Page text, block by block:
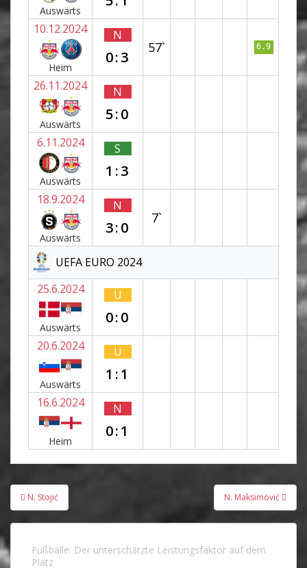
Auswärts
10.12.2024
Heim
N
0:3
57` 6.9
26.11.2024
Auswärts
N
5:0
6.11.2024
Auswärts
S
1:3
18.9.2024
Auswärts
N
3:0
7`
UEFA EURO 2024
25.6.2024
Auswärts
U
0:0
20.6.2024
Auswärts
U
1:1
16.6.2024
Heim
N
0:1
Beitragsnavigation
N. Stojić N. Maksimović
Fußbälle: Der unterschätzte Leistungsfaktor auf dem
Platz